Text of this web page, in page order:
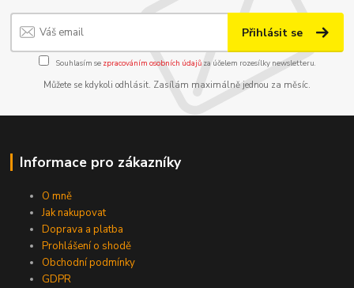
Přihlásit se
Souhlasím se zpracováním osobních údajůza účelem rozesílky newsletteru.
Můžete se kdykoli odhlásit. Zasílám maximálně jednou za měsíc.
Informace pro zákazníky
O mně
Jak nakupovat
Doprava a platba
Prohlášení o shodě
Obchodní podmínky
GDPR